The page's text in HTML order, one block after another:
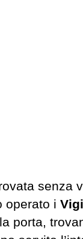
senza
operato i
porta,